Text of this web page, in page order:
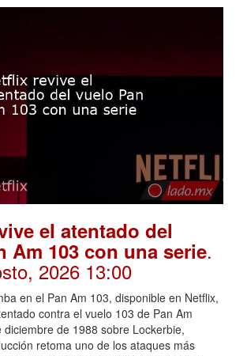
el atentado del
Am 103 con una serie.
2026 13:00
en el Pan Am 103, disponible en Netflix,
contra el vuelo 103 de Pan Am
de 1988 sobre Lockerbie,
retoma uno de los ataques más